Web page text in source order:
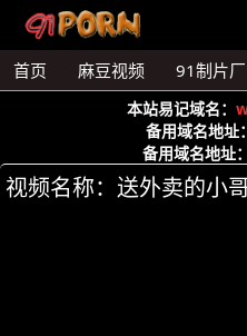
首页 麻豆视频 91制片厂
本站易记域名：
备用域名地址：
备用域名地址：
视频名称：送外卖的小